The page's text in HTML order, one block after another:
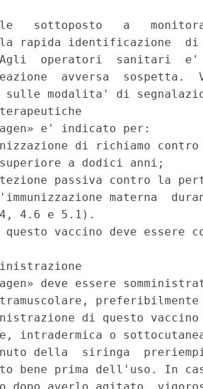
sottoposto   a
la rapida identificazione
Agli  operatori  sanitari
avversa  sospetta.
sulle modalita' di
e' indicato per:
di richiamo
a dodici anni;
passiva contro la
materna
4.6 e 5.1).
questo vaccino deve essere
deve essere
di questo
intradermica o
della  siringa
bene prima dell'uso. In